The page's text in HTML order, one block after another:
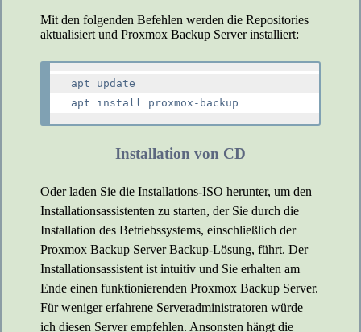
Mit den folgenden Befehlen werden die Repositories
aktualisiert und Proxmox Backup Server installiert:
apt update
Installation von CD
Oder laden Sie die Installations-ISO herunter, um den
Installationsassistenten zu starten, der Sie durch die
Installation des Betriebssystems, einschließlich der
Proxmox Backup Server Backup-Lösung, führt. Der
Installationsassistent ist intuitiv und Sie erhalten am
Ende einen funktionierenden Proxmox Backup Server.
Für weniger erfahrene Serveradministratoren würde
ich diesen Server empfehlen. Ansonsten hängt die